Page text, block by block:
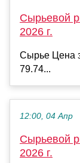
Сырьевой
2026 г.
Сырье Цена
79.74...
12:00, 04 Апр
Сырьевой
2026 г.